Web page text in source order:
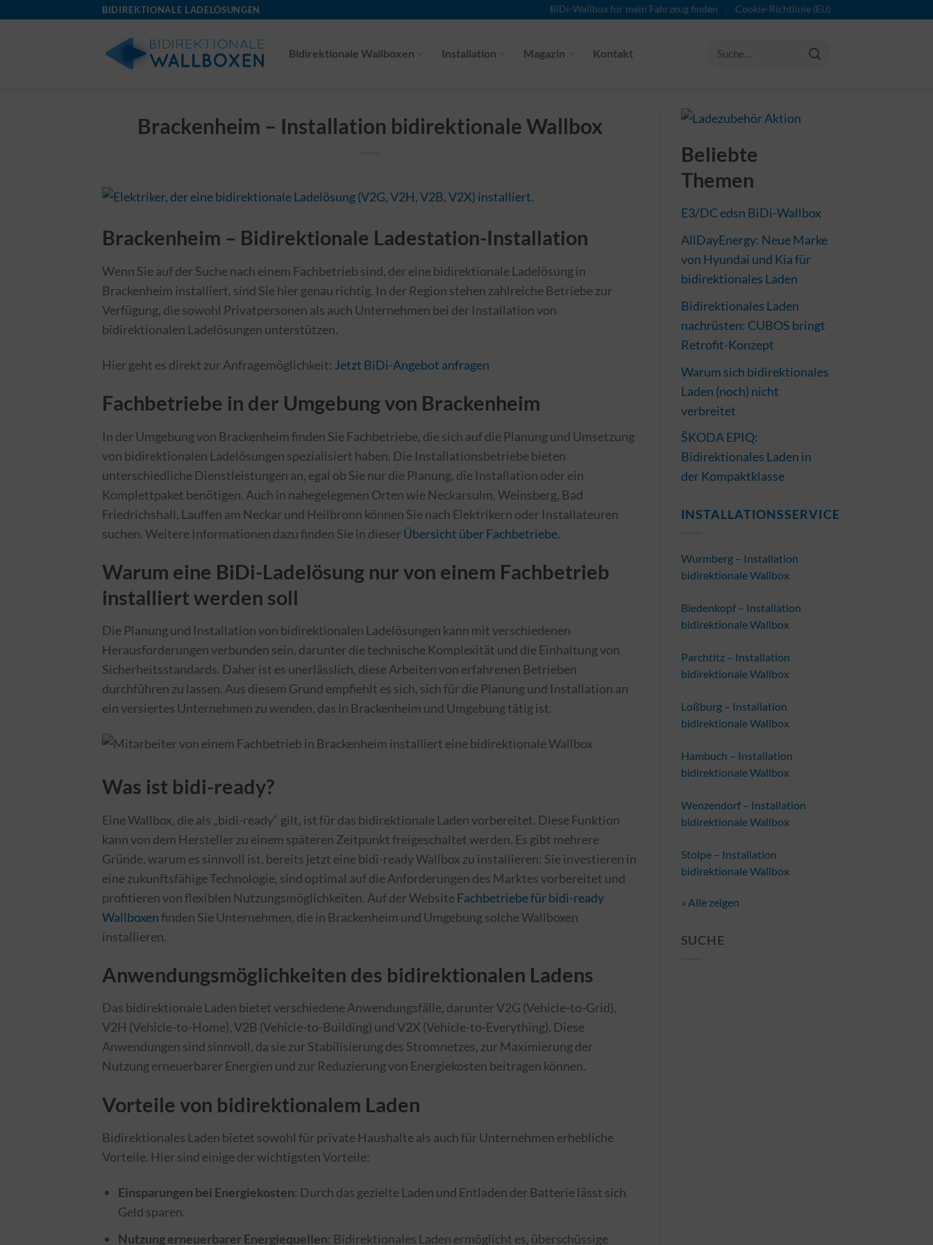
BIDIREKTIONALE LADELÖSUNGEN BiDi-Wallbox für mein Fahrzeug finden Cookie-Richtlinie (EU)
Bidirektionale Wallboxen Installation Magazin Kontakt
Brackenheim – Installation bidirektionale Wallbox
Brackenheim – Bidirektionale Ladestation-Installation
Wenn Sie auf der Suche nach einem Fachbetrieb sind, der eine bidirektionale Ladelösung in
Brackenheim installiert, sind Sie hier genau richtig. In der Region stehen zahlreiche Betriebe zur
Verfügung, die sowohl Privatpersonen als auch Unternehmen bei der Installation von
bidirektionalen Ladelösungen unterstützen.
Hier geht es direkt zur Anfragemöglichkeit: Jetzt BiDi-Angebot anfragen
Fachbetriebe in der Umgebung von Brackenheim
In der Umgebung von Brackenheim finden Sie Fachbetriebe, die sich auf die Planung und Umsetzung
von bidirektionalen Ladelösungen spezialisiert haben. Die Installationsbetriebe bieten
unterschiedliche Dienstleistungen an, egal ob Sie nur die Planung, die Installation oder ein
Komplettpaket benötigen. Auch in nahegelegenen Orten wie Neckarsulm, Weinsberg, Bad
Friedrichshall, Lauffen am Neckar und Heilbronn können Sie nach Elektrikern oder Installateuren
suchen. Weitere Informationen dazu finden Sie in dieserÜbersicht über Fachbetriebe.
Warum eine BiDi-Ladelösung nur von einem Fachbetrieb
installiert werden soll
Die Planung und Installation von bidirektionalen Ladelösungen kann mit verschiedenen
Herausforderungen verbunden sein, darunter die technische Komplexität und die Einhaltung von
Sicherheitsstandards. Daher ist es unerlässlich, diese Arbeiten von erfahrenen Betrieben
durchführen zu lassen. Aus diesem Grund empfiehlt es sich, sich für die Planung und Installation an
ein versiertes Unternehmen zu wenden, das in Brackenheim und Umgebung tätig ist.
Was ist bidi-ready?
Eine Wallbox, die als „bidi-ready“ gilt, ist für das bidirektionale Laden vorbereitet. Diese Funktion
kann von dem Hersteller zu einem späteren Zeitpunkt freigeschaltet werden. Es gibt mehrere
Gründe, warum es sinnvoll ist, bereits jetzt eine bidi-ready Wallbox zu installieren: Sie investieren in
eine zukunftsfähige Technologie, sind optimal auf die Anforderungen des Marktes vorbereitet und
profitieren von flexiblen Nutzungsmöglichkeiten. Auf der WebsiteFachbetriebe für bidi-ready
Wallboxenfinden Sie Unternehmen, die in Brackenheim und Umgebung solche Wallboxen
installieren.
Anwendungsmöglichkeiten des bidirektionalen Ladens
Das bidirektionale Laden bietet verschiedene Anwendungsfälle, darunter V2G (Vehicle-to-Grid),
V2H (Vehicle-to-Home), V2B (Vehicle-to-Building) und V2X (Vehicle-to-Everything). Diese
Anwendungen sind sinnvoll, da sie zur Stabilisierung des Stromnetzes, zur Maximierung der
Nutzung erneuerbarer Energien und zur Reduzierung von Energiekosten beitragen können.
Vorteile von bidirektionalem Laden
Bidirektionales Laden bietet sowohl für private Haushalte als auch für Unternehmen erhebliche
Vorteile. Hier sind einige der wichtigsten Vorteile:
Einsparungen bei Energiekosten: Durch das gezielte Laden und Entladen der Batterie lässt sich
Geld sparen.
Nutzung erneuerbarer Energiequellen: Bidirektionales Laden ermöglicht es, überschüssige
Beliebte
Themen
E3/DC edsn BiDi-Wallbox
AllDayEnergy: Neue Marke
von Hyundai und Kia für
bidirektionales Laden
Bidirektionales Laden
nachrüsten: CUBOS bringt
Retrofit-Konzept
Warum sich bidirektionales
Laden (noch) nicht
verbreitet
ŠKODA EPIQ:
Bidirektionales Laden in
der Kompaktklasse
INSTALLATIONSSERVICE
Wurmberg – Installation
bidirektionale Wallbox
Biedenkopf – Installation
bidirektionale Wallbox
Parchtitz – Installation
bidirektionale Wallbox
Loßburg – Installation
bidirektionale Wallbox
Hambuch – Installation
bidirektionale Wallbox
Wenzendorf – Installation
bidirektionale Wallbox
Stolpe – Installation
bidirektionale Wallbox
» Alle zeigen
SUCHE